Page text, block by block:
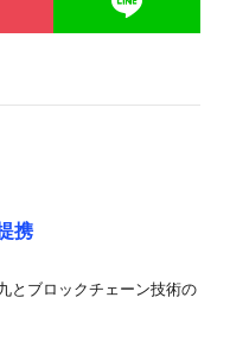
携
とブロックチェーン技術の